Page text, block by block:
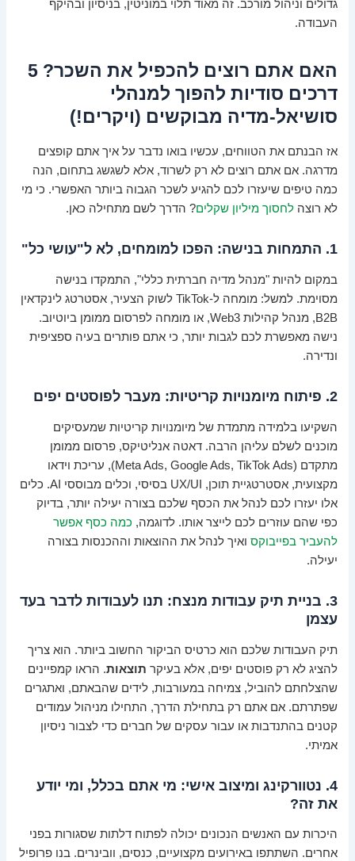
גדולים וניהול מורכב. זה מאוד תלוי במוניטין, בניסיון ובהיקף
העבודה.
האם אתם רוצים להכפיל את השכר? 5
דרכים סודיות להפוך למנהלי
סושיאל-מדיה מבוקשים (ויקרים!)
אז הבנתם את הטווחים, עכשיו בואו נדבר על איך אתם קופצים
מדרגה. אם אתם רוצים לא רק לשרוד, אלא לשגשג בתחום, הנה
כמה טיפים שיעזרו לכם להגיע לשכר הגבוה ביותר האפשרי. כי מי
לא רוצהלחסוך מיליון שקלים? הדרך לשם מתחילה כאן.
1. התמחות בנישה: הפכו למומחים, לא ל"עושי כל"
במקום להיות "מנהל מדיה חברתית כללי", התמקדו בנישה
מסוימת. למשל: מומחה ל-TikTok לשוק הצעיר, אסטרטג לינקדאין
B2B, מנהל קהילות Web3, או מומחה לפרסום ממומן ביוטיוב.
נישה מאפשרת לכם לגבות יותר, כי אתם פותרים בעיה ספציפית
ונדירה.
2. פיתוח מיומנויות קריטיות: מעבר לפוסטים יפים
השקיעו בלמידה מתמדת של מיומנויות קריטיות שמעסיקים
מוכנים לשלם עליהן הרבה. דאטה אנליטיקס, פרסום ממומן
מתקדם (Meta Ads, Google Ads, TikTok Ads), עריכת וידאו
מקצועית, אסטרטגיית תוכן, UX/UI בסיסי, וכלים מבוססי AI. כלים
אלו יעזרו לכם לנהל את הכסף שלכם בצורה יעילה יותר, בדיוק
כפי שהם עוזרים לכם לייצר אותו. לדוגמה, כמה כסף אפשר
להעביר בפייבוקס ואיך לנהל את ההוצאות וההכנסות בצורה
יעילה.
3. בניית תיק עבודות מנצח: תנו לעבודות לדבר בעד
עצמן
תיק העבודות שלכם הוא כרטיס הביקור החשוב ביותר. הוא צריך
להציג לא רק פוסטים יפים, אלא בעיקר תוצאות. הראו קמפיינים
שהצלחתם להוביל, צמיחה במעורבות, לידים שהבאתם, ואתגרים
שפתרתם. אם אתם רק בתחילת הדרך, התחילו מניהול עמודים
קטנים בהתנדבות או עבור עסקים של חברים כדי לצבור ניסיון
אמיתי.
4. נטוורקינג ומיצוב אישי: מי אתם בכלל, ומי יודע
את זה?
היכרות עם האנשים הנכונים יכולה לפתוח דלתות שסגורות בפני
אחרים. השתתפו באירועים מקצועיים, כנסים, וובינרים. בנו פרופיל